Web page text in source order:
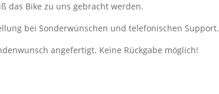
das Bike zu uns gebracht werden.
bei Sonderwünschen und telefonischen Support.
angefertigt. Keine Rückgabe möglich!